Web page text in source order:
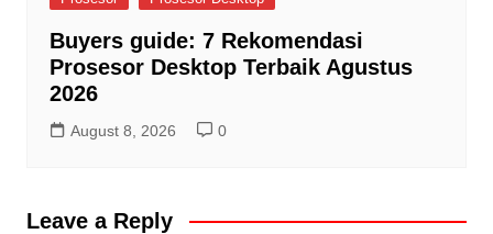
Buyers guide: 7 Rekomendasi
Prosesor Desktop Terbaik Agustus
2026
August 8, 2026 0
Leave a Reply